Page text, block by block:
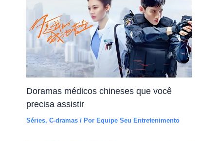
Doramas médicos chineses que você
precisa assistir
Séries,C-dramas / Por Equipe Seu Entretenimento